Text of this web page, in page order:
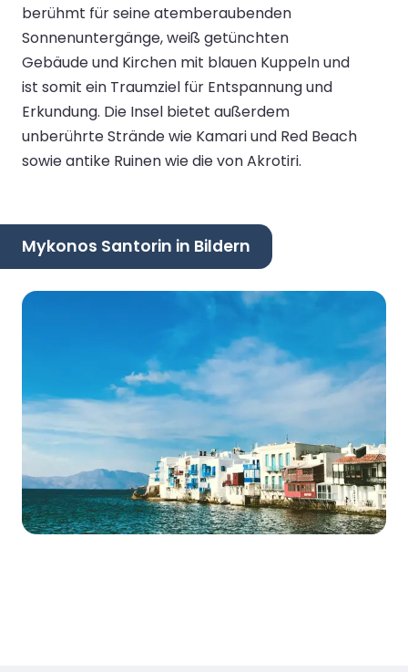
berühmt für seine atemberaubenden
Sonnenuntergänge, weiß getünchten
Gebäude und Kirchen mit blauen Kuppeln und
ist somit ein Traumziel für Entspannung und
Erkundung. Die Insel bietet außerdem
unberührte Strände wie Kamari und Red Beach
sowie antike Ruinen wie die von Akrotiri.
Mykonos Santorin in Bildern